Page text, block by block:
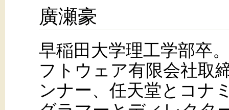
廣瀬豪
早稲田大学理工学部卒
フトウェア有限会社取
ンナー、任天堂とコナ